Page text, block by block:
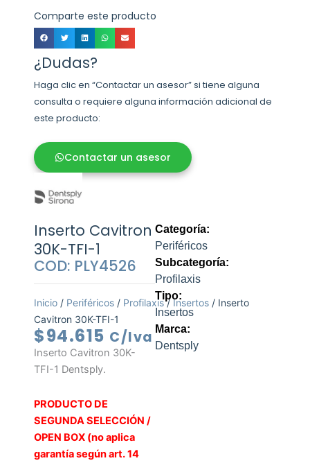
Comparte este producto
¿Dudas?
Haga clic en “Contactar un asesor” si tiene alguna
consulta o requiere alguna información adicional de
este producto:
Contactar un asesor
Inserto Cavitron
30K-TFI-1
COD: PLY4526
Inicio / Periféricos / Profilaxis/Insertos / Inserto
Cavitron 30K-TFI-1
$94.615 C/Iva
Inserto Cavitron 30K-
TFI-1 Dentsply.
PRODUCTO DE
SEGUNDA SELECCIÓN /
OPEN BOX (no aplica
garantía según art. 14
Categoría:
Periféricos
Subcategoría:
Profilaxis
Tipo:
Insertos
Marca:
Dentsply